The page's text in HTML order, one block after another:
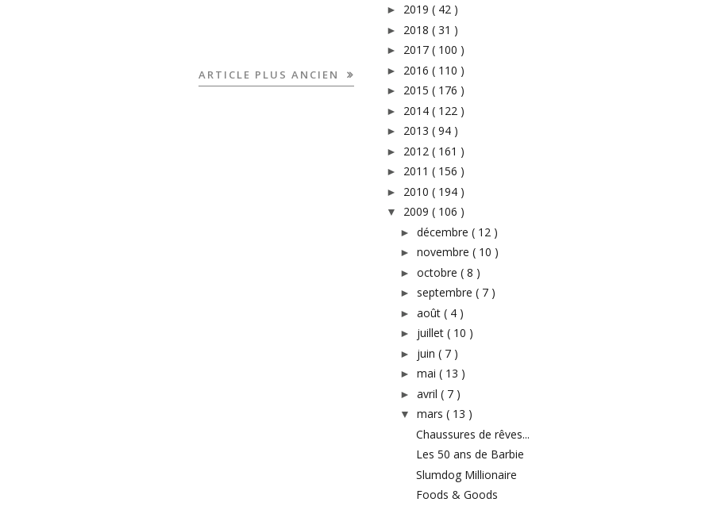
ARTICLE PLUS ANCIEN
► 2019 ( 42 )
► 2018 ( 31 )
► 2017 ( 100 )
► 2016 ( 110 )
► 2015 ( 176 )
► 2014 ( 122 )
► 2013 ( 94 )
► 2012 ( 161 )
► 2011 ( 156 )
► 2010 ( 194 )
▼ 2009 ( 106 )
► décembre ( 12 )
► novembre ( 10 )
► octobre ( 8 )
► septembre ( 7 )
► août ( 4 )
► juillet ( 10 )
► juin ( 7 )
► mai ( 13 )
► avril ( 7 )
▼ mars ( 13 )
Chaussures de rêves...
Les 50 ans de Barbie
Slumdog Millionaire
Foods & Goods